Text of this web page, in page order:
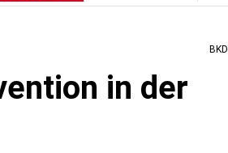
BKD
in der